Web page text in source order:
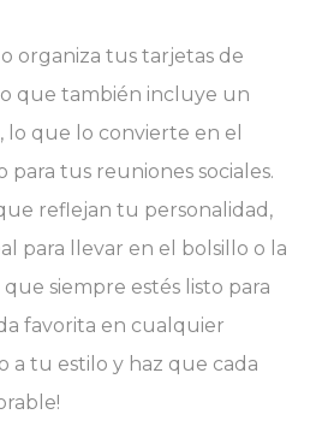
organiza tus tarjetas de
que también incluye un
lo que lo convierte en el
tus reuniones sociales.
reflejan tu personalidad,
para llevar en el bolsillo o la
siempre estés listo para
favorita en cualquier
a tu estilo y haz que cada